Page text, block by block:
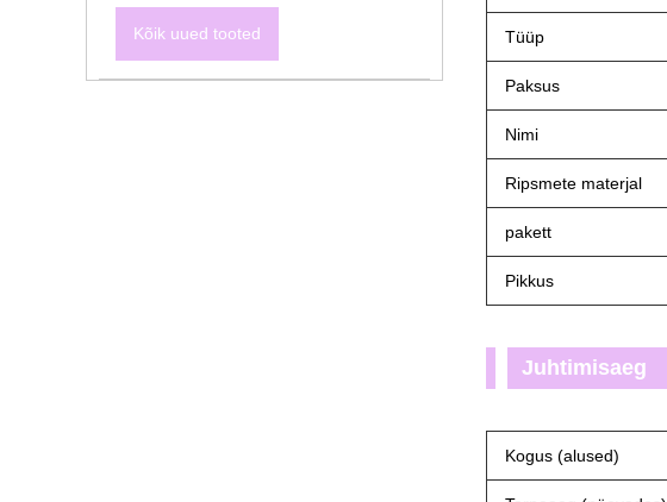
Kõik uued tooted Tüüp
Paksus
Nimi
Ripsmete materjal
pakett
Pikkus
Juhtimisaeg
Kogus (alused)